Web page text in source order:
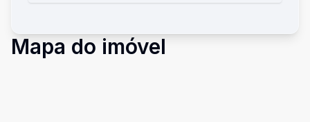
Mapa do imóvel